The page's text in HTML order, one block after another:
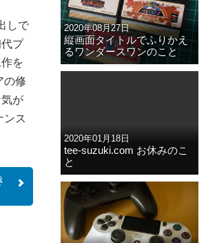
しで
プ
を
の修
が
ンス
2020年08月27日
縦画面タイトルでふりかえ
るワンダースワンのこと
2020年01月18日
tee-suzuki.com お休みのこ
と